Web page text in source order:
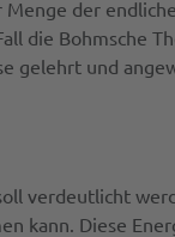
der
die Bohmsche
gelehrt und
verdeutlicht
kann. Diese